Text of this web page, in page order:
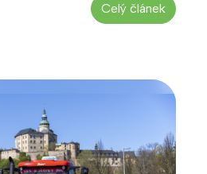
Celý článek